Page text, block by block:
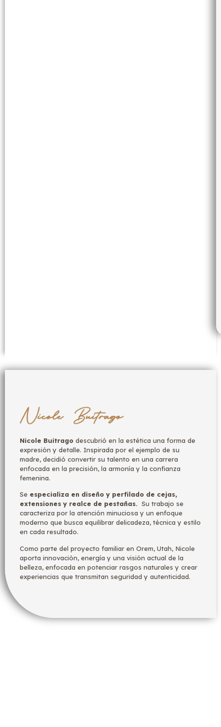
Nicole Buitrago descubrió en la estética una forma de
expresión y detalle. Inspirada por el ejemplo de su
madre, decidió convertir su talento en una carrera
enfocada en la precisión, la armonía y la confianza
femenina.
Se especializa en diseño y perfilado de cejas,
extensiones y realce de pestañas. Su trabajo se
caracteriza por la atención minuciosa y un enfoque
moderno que busca equilibrar delicadeza, técnica y estilo
en cada resultado.
Como parte del proyecto familiar en Orem, Utah, Nicole
aporta innovación, energía y una visión actual de la
belleza, enfocada en potenciar rasgos naturales y crear
experiencias que transmitan seguridad y autenticidad.